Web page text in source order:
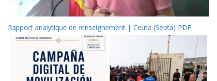
Rapport analytique de renseignement | Ceuta (Sebta) PDF